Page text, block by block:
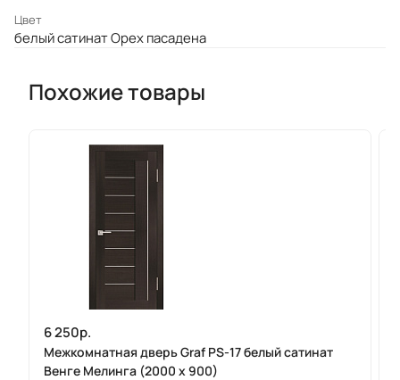
Цвет
белый сатинат Орех пасадена
Похожие товары
6 250р.
Межкомнатная дверь Graf PS-17 белый сатинат
Венге Мелинга (2000 х 900)